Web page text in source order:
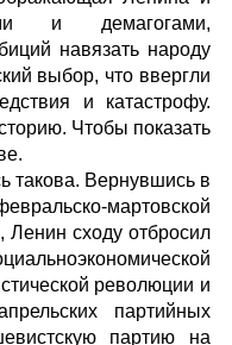
и демагогами,
навязать народу
выбор, что ввергли
и катастрофу.
Чтобы показать
такова. Вернувшись в
мартовской
Ленин сходу отбросил
революции и
партийных
партию на